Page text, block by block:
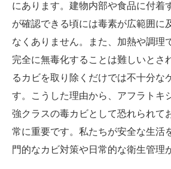
にあります。建物内部や食品に付着
が確認できる頃には毒素が広範囲に
なくありません。また、加熱や調理
完全に無毒化することは難しいとさ
るカビを取り除くだけでは不十分な
す。こうした理由から、アフラトキ
強クラスの毒カビとして恐れられて
常に重要です。私たちが安全な生活
門的なカビ対策や日常的な衛生管理